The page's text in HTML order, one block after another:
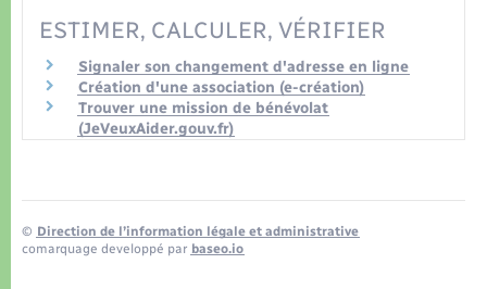
ESTIMER, CALCULER, VÉRIFIER
Signaler son changement d'adresse en ligne
Création d'une association (e-création)
Trouver une mission de bénévolat
(JeVeuxAider.gouv.fr)
© Direction de l’information légale et administrative
comarquage developpé par baseo.io